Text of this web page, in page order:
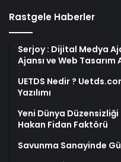
Rastgele Haberler
Serjoy : Dijital Medya
Ajansı ve Web Tasarım
UETDS Nedir ?
Yazılımı
Yeni Dünya Düzensizliği
Hakan Fidan Faktörü
Savunma Sanayinde